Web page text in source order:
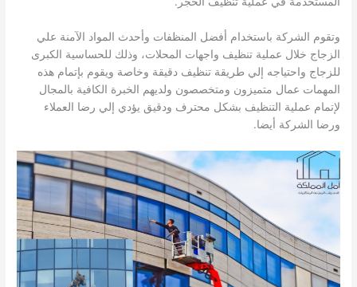
وتقوم الشركة باستخدام أفضل المنظفات وأحدث المواد الآمنة علي
الزجاج خلال عملية تنظيف واجهات المحلات، وذلك للحساسية الكبرى
للزجاج واحتياجه إلي طريقة تنظيف دقيقة وخاصة ويقوم بإتمام هذه
المهمات عمال متميزون ومتخصصون ولديهم الخبرة الكافية بالمجال
لإتمام عملية التنظيف بشكل محترف ودقيق يؤدي إلي رضا العملاء
ورضا الشركة أيضا.